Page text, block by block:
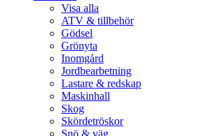
Visa alla
ATV & tillbehör
Gödsel
Grönyta
Inomgård
Jordbearbetning
Lastare & redskap
Maskinhall
Skog
Skördetröskor
Snö & väg